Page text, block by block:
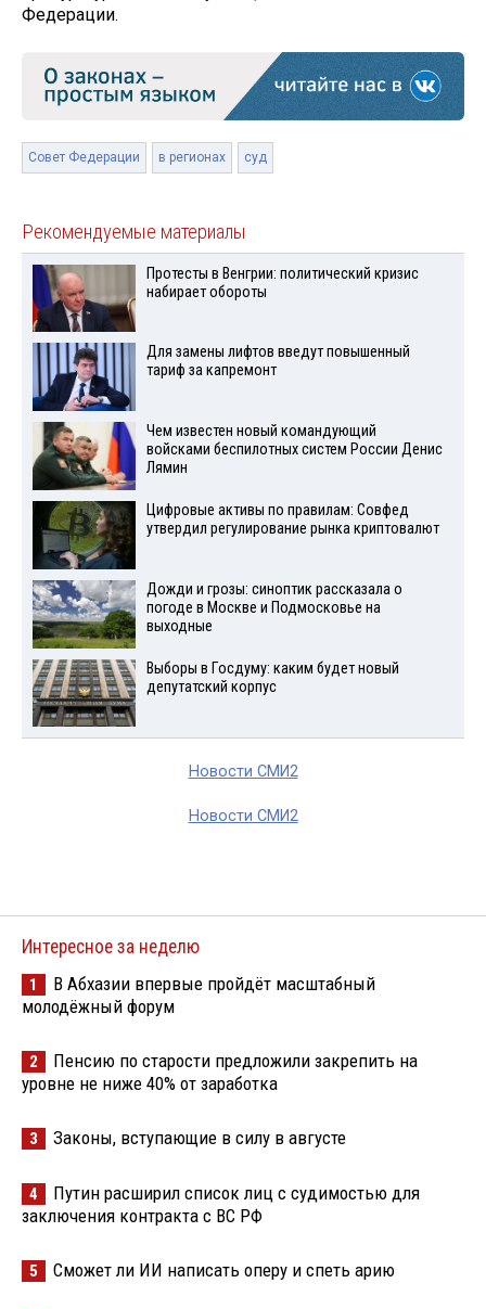
Федерации.
Совет Федерации в регионах суд
Рекомендуемые материалы
Протесты в Венгрии: политический кризис
набирает обороты
Для замены лифтов введут повышенный
тариф за капремонт
Чем известен новый командующий
войсками беспилотных систем России Денис
Лямин
Цифровые активы по правилам: Совфед
утвердил регулирование рынка криптовалют
Дожди и грозы: синоптик рассказала о
погоде в Москве и Подмосковье на
выходные
Выборы в Госдуму: каким будет новый
депутатский корпус
Новости СМИ2
Новости СМИ2
Интересное за неделю
1
В Абхазии впервые пройдёт масштабный
молодёжный форум
2
Пенсию по старости предложили закрепить на
уровне не ниже 40% от заработка
3 Законы, вступающие в силу в августе
4
Путин расширил список лиц с судимостью для
заключения контракта с ВС РФ
5 Сможет ли ИИ написать оперу и спеть арию